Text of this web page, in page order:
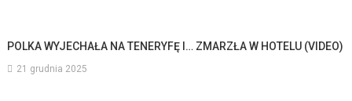
POLKA WYJECHAŁA NA TENERYFĘ I… ZMARZŁA W HOTELU (VIDEO)
21 grudnia 2025